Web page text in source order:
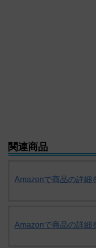
関連商品
Amazonで商品の詳細
Amazonで商品の詳細